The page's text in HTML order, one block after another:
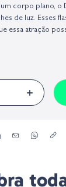
da marca,
dos Produtos
corpo plano, o
de luz. Esses
essa atração
forma que ela é
de jerkbait, com
recuperações a
natural é muito